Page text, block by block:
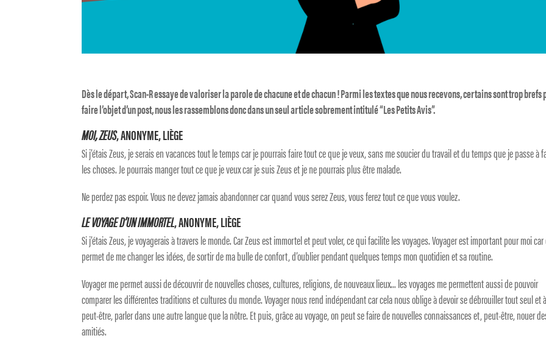
Dès le départ, Scan-R essaye de valoriser la parole de chacune et de chacun ! Parmi les textes que nous recevons, certains sont trop brefs
faire l’objet d’un post, nous les rassemblons donc dans un seul article sobrement intitulé “Les Petits Avis”.
MOI, ZEUS, ANONYME, LIÈGE
Si j’étais Zeus, je serais en vacances tout le temps car je pourrais faire tout ce que je veux, sans me soucier du travail et du temps que je passe à
les choses. Je pourrais manger tout ce que je veux car je suis Zeus et je ne pourrais plus être malade.
Ne perdez pas espoir. Vous ne devez jamais abandonner car quand vous serez Zeus, vous ferez tout ce que vous voulez.
LE VOYAGE D’UN IMMORTEL, ANONYME, LIÈGE
Si j’étais Zeus, je voyagerais à travers le monde. Car Zeus est immortel et peut voler, ce qui facilite les voyages. Voyager est important pour moi
permet de me changer les idées, de sortir de ma bulle de confort, d’oublier pendant quelques temps mon quotidien et sa routine.
Voyager me permet aussi de découvrir de nouvelles choses, cultures, religions, de nouveaux lieux… les voyages me permettent aussi de pouvoir
comparer les différentes traditions et cultures du monde. Voyager nous rend indépendant car cela nous oblige à devoir se débrouiller tout seul et
peut-être, parler dans une autre langue que la nôtre. Et puis, grâce au voyage, on peut se faire de nouvelles connaissances et, peut-être, nouer
amitiés.